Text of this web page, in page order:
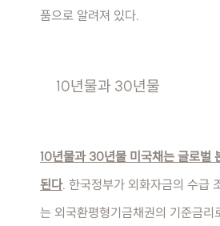
품으로 알려져 있다.
10년물과 30년물
10년물과 30년물 미국채는 글로벌
된다. 한국정부가 외화자금의 수급
는 외국환평형기금채권의 기준금리